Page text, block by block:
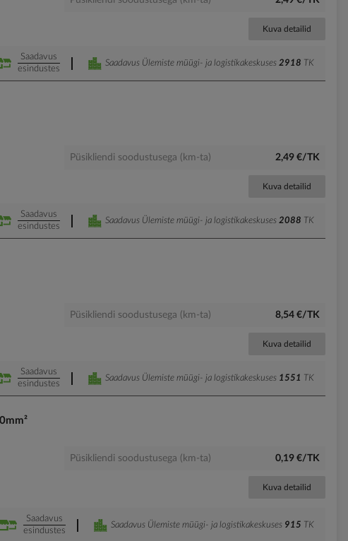
Kuva detailid
Saadavus
esindustes
Saadavus Ülemiste müügi- ja logistikakeskuses 2918 TK
Püsikliendi soodustusega (km-ta) 2,49 €/TK
Kuva detailid
Saadavus
esindustes
Saadavus Ülemiste müügi- ja logistikakeskuses 2088 TK
Püsikliendi soodustusega (km-ta) 8,54 €/TK
Kuva detailid
Saadavus
esindustes
Saadavus Ülemiste müügi- ja logistikakeskuses 1551 TK
Püsikliendi soodustusega (km-ta) 0,19 €/TK
Kuva detailid
Saadavus
esindustes
Saadavus Ülemiste müügi- ja logistikakeskuses 915 TK